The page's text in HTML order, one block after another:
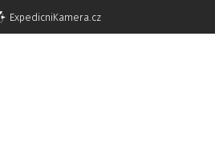
ExpedicniKamera.cz